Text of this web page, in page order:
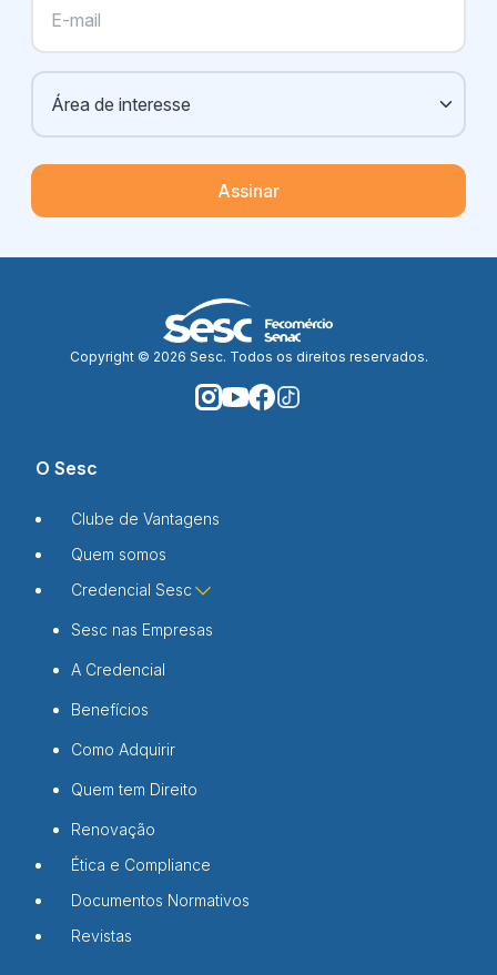
Assinar
Copyright © 2026 Sesc. Todos os direitos reservados.
O Sesc
Clube de Vantagens
Quem somos
Credencial Sesc
Sesc nas Empresas
A Credencial
Benefícios
Como Adquirir
Quem tem Direito
Renovação
Ética e Compliance
Documentos Normativos
Revistas